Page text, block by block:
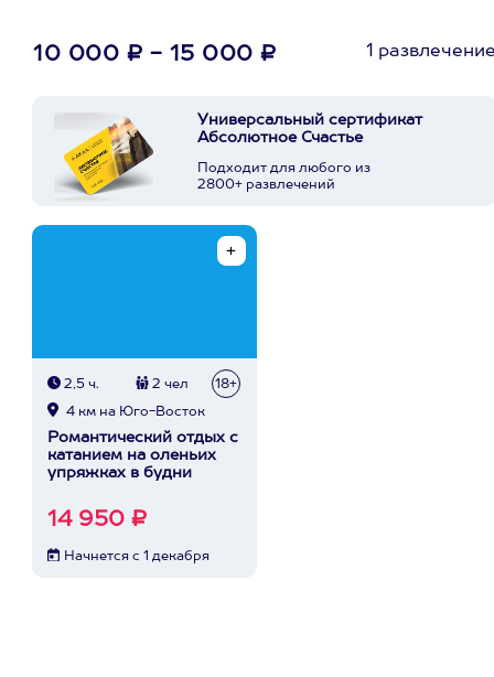
10 000 ₽ - 15 000 ₽ 1
Универсальный сертификат
Абсолютное Счастье
Подходит для любого из
2800+ развлечений
2,5 ч. 2 чел 18+
4 км на Юго-Восток
Романтический отдых с
катанием на оленьих
упряжках в будни
14 950 ₽
Начнется с 1 декабря